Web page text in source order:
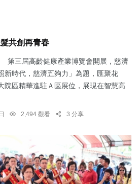
共創再青春
第三屆高齡健康產業博覽會開展，慈濟
新時代，慈濟五夠力」為題，匯聚花
院區精華進駐Ａ區展位，展現在智慧高
2,494 觀看 3 分享